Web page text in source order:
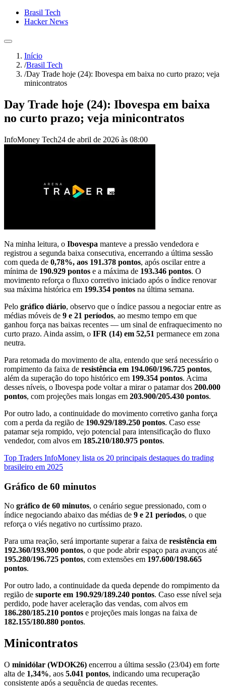
Brasil Tech
Hacker News
Início
/Brasil Tech
/Day Trade hoje (24): Ibovespa em baixa no curto prazo; veja
minicontratos
Day Trade hoje (24): Ibovespa em baixa
no curto prazo; veja minicontratos
InfoMoney Tech24 de abril de 2026 às 08:00
Na minha leitura, o Ibovespa manteve a pressão vendedora e
registrou a segunda baixa consecutiva, encerrando a última sessão
com queda de 0,78%, aos 191.378 pontos, após oscilar entre a
mínima de 190.929 pontos e a máxima de 193.346 pontos. O
movimento reforça o fluxo corretivo iniciado após o índice renovar
sua máxima histórica em 199.354 pontos na última semana.
Pelo gráfico diário, observo que o índice passou a negociar entre as
médias móveis de 9 e 21 períodos, ao mesmo tempo em que
ganhou força nas baixas recentes — um sinal de enfraquecimento no
curto prazo. Ainda assim, o IFR (14) em 52,51 permanece em zona
neutra.
Para retomada do movimento de alta, entendo que será necessário o
rompimento da faixa de resistência em 194.060/196.725 pontos,
além da superação do topo histórico em 199.354 pontos. Acima
desses níveis, o Ibovespa pode voltar a mirar o patamar dos 200.000
pontos, com projeções mais longas em 203.900/205.430 pontos.
Por outro lado, a continuidade do movimento corretivo ganha força
com a perda da região de 190.929/189.250 pontos. Caso esse
patamar seja rompido, vejo potencial para intensificação do fluxo
vendedor, com alvos em 185.210/180.975 pontos.
Top Traders InfoMoney lista os 20 principais destaques do trading
brasileiro em 2025
Gráfico de 60 minutos
No gráfico de 60 minutos, o cenário segue pressionado, com o
índice negociando abaixo das médias de 9 e 21 períodos, o que
reforça o viés negativo no curtíssimo prazo.
Para uma reação, será importante superar a faixa de resistência em
192.360/193.900 pontos, o que pode abrir espaço para avanços até
195.280/196.725 pontos, com extensões em 197.600/198.665
pontos.
Por outro lado, a continuidade da queda depende do rompimento da
região de suporte em 190.929/189.240 pontos. Caso esse nível seja
perdido, pode haver aceleração das vendas, com alvos em
186.280/185.210 pontos e projeções mais longas na faixa de
182.155/180.880 pontos.
Minicontratos
O minidólar (WDOK26) encerrou a última sessão (23/04) em forte
alta de 1,34%, aos 5.041 pontos, indicando uma recuperação
consistente após a sequência de quedas recentes.